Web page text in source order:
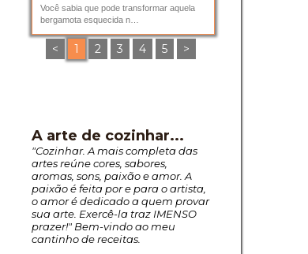
Você sabia que pode transformar aquela
bergamota esquecida n…
< 1 2 3 4 5 >
A arte de cozinhar...
"Cozinhar. A mais completa das
artes reúne cores, sabores,
aromas, sons, paixão e amor. A
paixão é feita por e para o artista,
o amor é dedicado a quem provar
sua arte. Exercê-la traz IMENSO
prazer!" Bem-vindo ao meu
cantinho de receitas.